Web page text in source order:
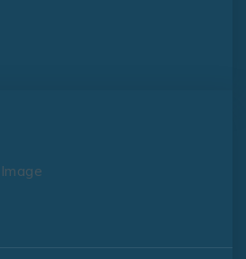
ipsum dolor sit amet,
adipiscing elit, sed do